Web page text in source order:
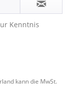
Kenntnis
kann die MwSt.